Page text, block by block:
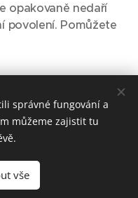
opakovaně nedaří
povolení. Pomůžete
stránky
Cookies
správné fungování a
můžeme zajistit tu
vše